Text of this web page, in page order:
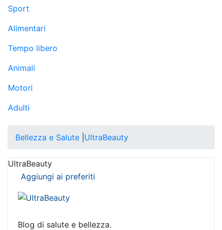
Sport
Alimentari
Tempo libero
Animali
Motori
Adulti
Bellezza e Salute UltraBeauty
UltraBeauty
Aggiungi ai preferiti
Blog di salute e bellezza.